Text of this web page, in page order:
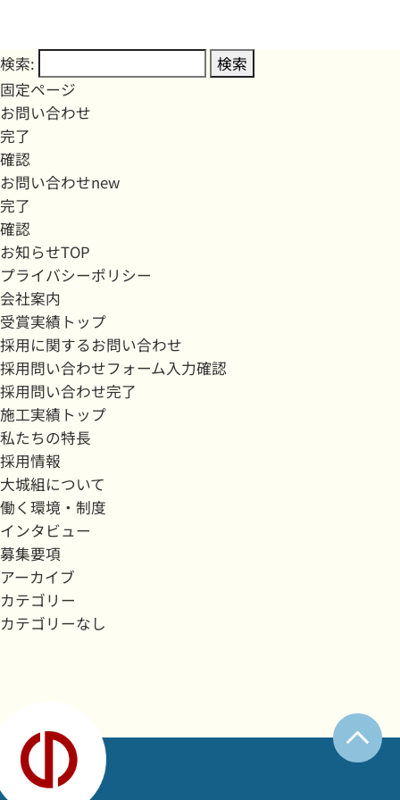
検索:
固定ページ
お問い合わせ
完了
確認
お問い合わせnew
完了
確認
お知らせTOP
プライバシーポリシー
会社案内
受賞実績トップ
採用に関するお問い合わせ
採用問い合わせフォーム入力確認
採用問い合わせ完了
施工実績トップ
私たちの特長
採用情報
大城組について
働く環境・制度
インタビュー
募集要項
アーカイブ
カテゴリー
カテゴリーなし